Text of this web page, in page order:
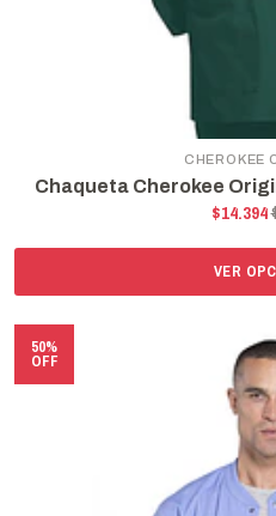
CHEROKEE
Chaqueta Cherokee
$14.394
VER
50%
OFF